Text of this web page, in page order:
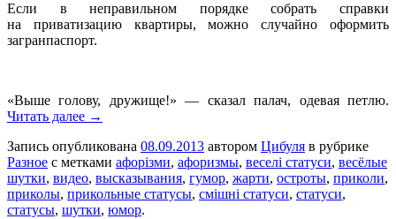
Если в неправильном порядке собрать справки
на приватизацию квартиры, можно случайно оформить
загранпаспорт.
«Выше голову, дружище!» — сказал палач, одевая петлю.
Читать далее →
Запись опубликована 08.09.2013 автором Цибуля в рубрике
Разное с метками афорізми, афоризмы, веселі статуси, весёлые
шутки, видео, высказывания, гумор, жарти, остроты, приколи,
приколы, прикольные статусы, смішні статуси, статуси,
статусы, шутки, юмор.